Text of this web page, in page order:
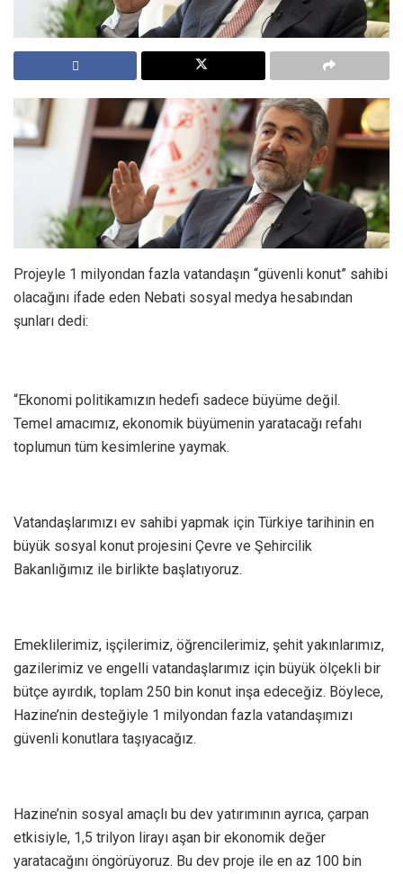
Projeyle 1 milyondan fazla vatandaşın “güvenli konut” sahibi
olacağını ifade eden Nebati sosyal medya hesabından
şunları dedi:
“Ekonomi politikamızın hedefi sadece büyüme değil.
Temel amacımız, ekonomik büyümenin yaratacağı refahı
toplumun tüm kesimlerine yaymak.
Vatandaşlarımızı ev sahibi yapmak için Türkiye tarihinin en
büyük sosyal konut projesini Çevre ve Şehircilik
Bakanlığımız ile birlikte başlatıyoruz.
Emeklilerimiz, işçilerimiz, öğrencilerimiz, şehit yakınlarımız,
gazilerimiz ve engelli vatandaşlarımız için büyük ölçekli bir
bütçe ayırdık, toplam 250 bin konut inşa edeceğiz. Böylece,
Hazine’nin desteğiyle 1 milyondan fazla vatandaşımızı
güvenli konutlara taşıyacağız.
Hazine’nin sosyal amaçlı bu dev yatırımının ayrıca, çarpan
etkisiyle, 1,5 trilyon lirayı aşan bir ekonomik değer
yaratacağını öngörüyoruz. Bu dev proje ile en az 100 bin